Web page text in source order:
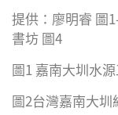
提供：廖明睿 圖
書坊 圖4
圖1 嘉南大圳水
圖2台灣嘉南大